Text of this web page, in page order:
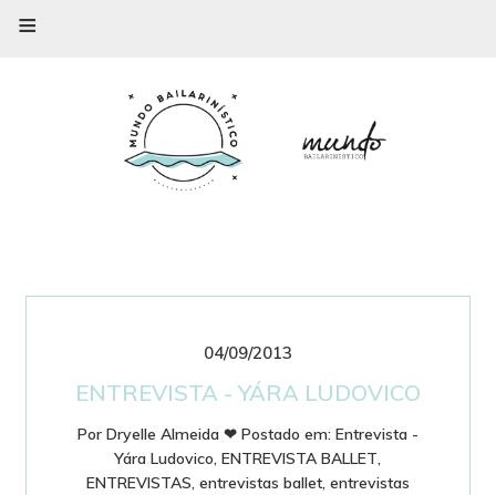
≡
04/09/2013
ENTREVISTA - YÁRA LUDOVICO
Por Dryelle Almeida ❤ Postado em: Entrevista -
Yára Ludovico,ENTREVISTA BALLET,
ENTREVISTAS, entrevistas ballet, entrevistas